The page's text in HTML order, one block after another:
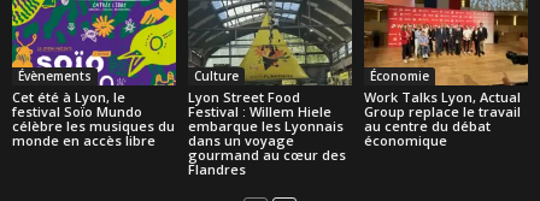
Évènements
Cet été à Lyon, le
festival Soïo Mundo
célèbre les musiques du
monde en accès libre
Culture
Lyon Street Food
Festival : Willem Hiele
embarque les Lyonnais
dans un voyage
gourmand au cœur des
Flandres
Économie
Work Talks Lyon, Actual
Group replace le travail
au centre du débat
économique